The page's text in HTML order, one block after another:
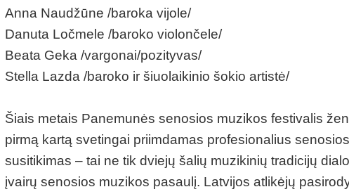
Anna Naudžūne /baroka vijole/
Danuta Ločmele /baroko violončele/
Beata Geka /vargonai/pozityvas/
Stella Lazda /baroko ir šiuolaikinio šokio artistė/
Šiais metais Panemunės senosios muzikos festivalis
pirmą kartą svetingai priimdamas profesionalius
susitikimas – tai ne tik dviejų šalių muzikinių tradicijų
įvairų senosios muzikos pasaulį. Latvijos atlikėjų